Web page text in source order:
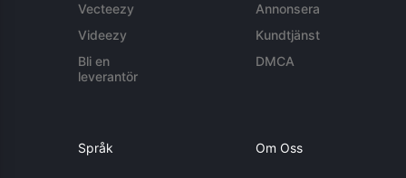
Vecteezy
Videezy
Bli en
leverantör
Annonsera
Kundtjänst
DMCA
Språk Om Oss